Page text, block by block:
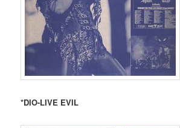
*DIO-LIVE EVIL